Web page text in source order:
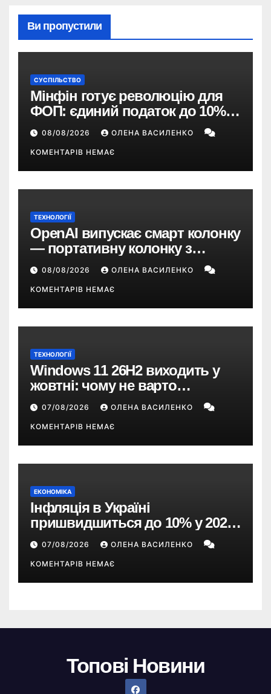
Ви пропустили
СУСПІЛЬСТВО
Мінфін готує революцію для
ФОП: єдиний податок до 10%,
ПДВ з 2028 року та перегляд 2-ї
групи
08/08/2026 ОЛЕНА ВАСИЛЕНКО
КОМЕНТАРІВ НЕМАЄ
ТЕХНОЛОГІЇ
OpenAI випускає смарт колонку
— портативну колонку з
ChatGPT, камерою та цінником
понад $300
08/08/2026 ОЛЕНА ВАСИЛЕНКО
КОМЕНТАРІВ НЕМАЄ
ТЕХНОЛОГІЇ
Windows 11 26H2 виходить у
жовтні: чому не варто
пропускати це оновлення
07/08/2026 ОЛЕНА ВАСИЛЕНКО
КОМЕНТАРІВ НЕМАЄ
ЕКОНОМІКА
Інфляція в Україні
пришвидшиться до 10% у 2026
році — прогноз НБУ
07/08/2026 ОЛЕНА ВАСИЛЕНКО
КОМЕНТАРІВ НЕМАЄ
Топові Новини